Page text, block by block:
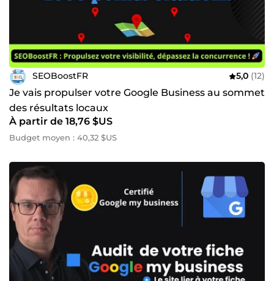
SEOBoostFR 5,0 (12)
Je vais propulser votre Google Business au sommet
des résultats locaux
À partir de 18,76 $US
Budget moyen : 40,32 $US